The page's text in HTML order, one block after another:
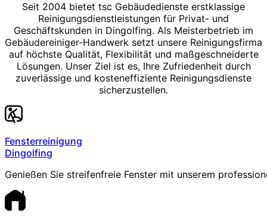
Seit 2004 bietet tsc Gebäudedienste erstklassige
Reinigungsdienstleistungen für Privat- und
Geschäftskunden in Dingolfing. Als Meisterbetrieb im
Gebäudereiniger-Handwerk setzt unsere Reinigungsfirma
auf höchste Qualität, Flexibilität und maßgeschneiderte
Lösungen. Unser Ziel ist es, Ihre Zufriedenheit durch
zuverlässige und kosteneffiziente Reinigungsdienste
sicherzustellen.
Fensterreinigung
Dingolfing
Genießen Sie streifenfreie Fenster mit unserem